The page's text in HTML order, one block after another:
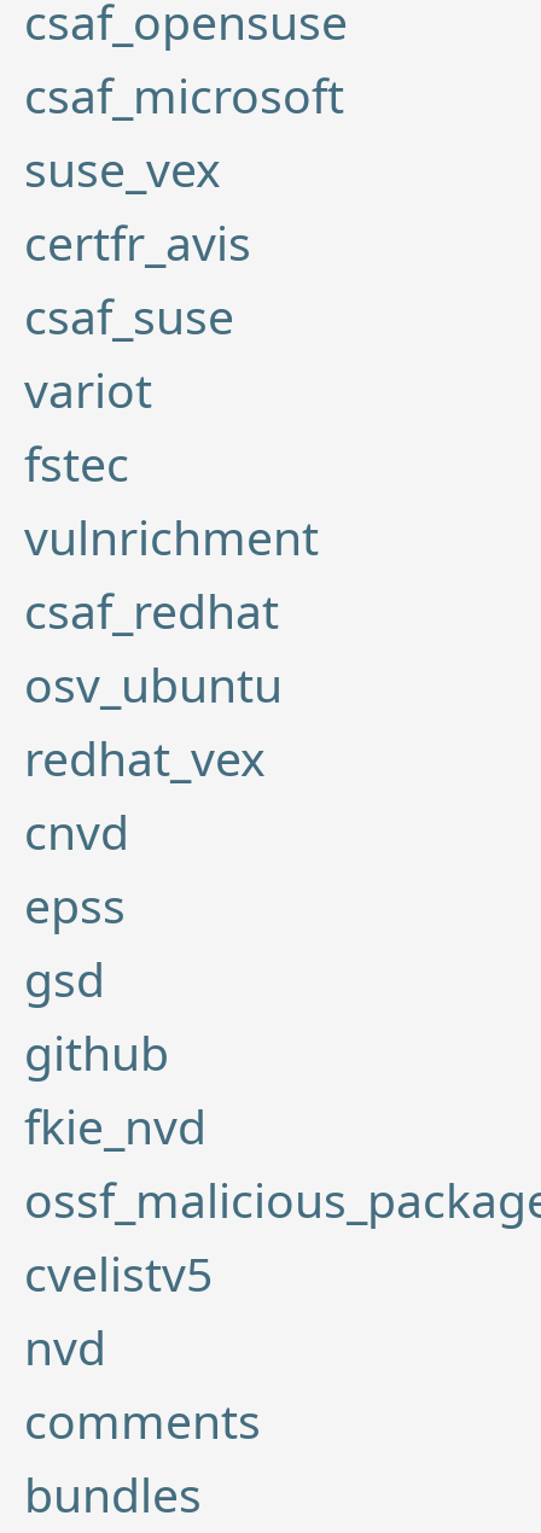
csaf_opensuse
csaf_microsoft
suse_vex
certfr_avis
csaf_suse
variot
fstec
vulnrichment
csaf_redhat
osv_ubuntu
redhat_vex
cnvd
epss
gsd
github
fkie_nvd
cvelistv5
nvd
comments
bundles